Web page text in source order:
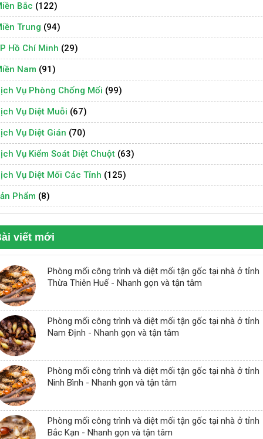
Bắc (122)
Trung (94)
Hồ Chí Minh (29)
Nam (91)
Vụ Phòng Chống Mối (99)
Vụ Diệt Muỗi (67)
Vụ Diệt Gián (70)
Vụ Kiểm Soát Diệt Chuột (63)
Vụ Diệt Mối Các Tỉnh (125)
Phẩm (8)
viết mới
Phòng mối công trình và diệt mối tận gốc tại nhà ở tỉnh
Thừa Thiên Huế - Nhanh gọn và tận tâm
Phòng mối công trình và diệt mối tận gốc tại nhà ở tỉnh
Nam Định - Nhanh gọn và tận tâm
Phòng mối công trình và diệt mối tận gốc tại nhà ở tỉnh
Ninh Bình - Nhanh gọn và tận tâm
Phòng mối công trình và diệt mối tận gốc tại nhà ở tỉnh
Bắc Kạn - Nhanh gọn và tận tâm